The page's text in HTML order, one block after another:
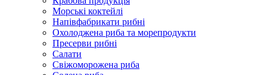
Морські коктейлi
Напівфабрикати рибні
Охолоджена риба та морепродукти
Пресерви рибні
Сaлати
Свіжоморожена риба